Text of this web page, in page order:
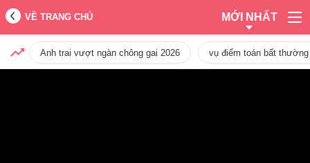
VỀ TRANG CHỦ MỚI NHẤT
Anh trai vượt ngàn chông gai 2026 vụ điểm toán bất